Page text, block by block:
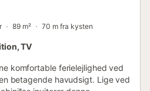
89 m² 70 m fra kysten
TV
komfortable ferielejlighed ved
betagende havudsigt. Lige ved